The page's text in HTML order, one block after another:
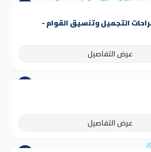
التجميل وتنسيق القوام -
عرض التفاصيل
عرض التفاصيل